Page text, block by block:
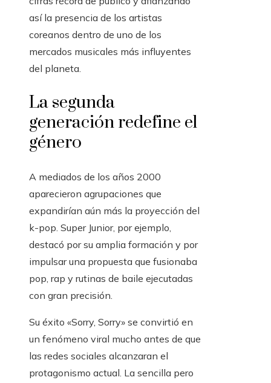
así la presencia de los artistas
coreanos dentro de uno de los
mercados musicales más influyentes
del planeta.
La segunda
generación redefine el
género
A mediados de los años 2000
aparecieron agrupaciones que
expandirían aún más la proyección del
k-pop. Super Junior, por ejemplo,
destacó por su amplia formación y por
impulsar una propuesta que fusionaba
pop, rap y rutinas de baile ejecutadas
con gran precisión.
Su éxito «Sorry, Sorry» se convirtió en
un fenómeno viral mucho antes de que
las redes sociales alcanzaran el
protagonismo actual. La sencilla pero